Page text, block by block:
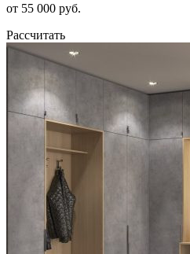
от 55 000 руб.
Рассчитать